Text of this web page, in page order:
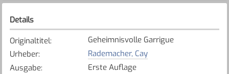
Details
Originaltitel:
Geheimnisvolle Garrigue
Urheber:
Rademacher, Cay
Ausgabe:
Erste Auflage